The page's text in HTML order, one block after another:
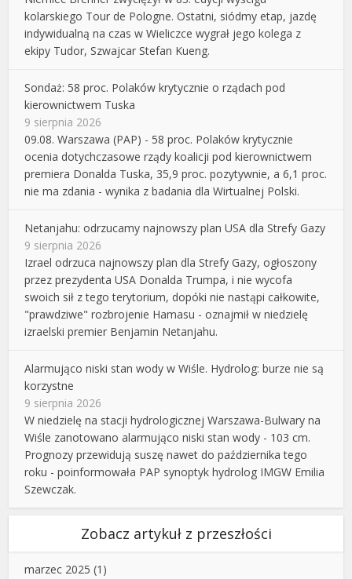
kolarskiego Tour de Pologne. Ostatni, siódmy etap, jazdę
indywidualną na czas w Wieliczce wygrał jego kolega z
ekipy Tudor, Szwajcar Stefan Kueng.
Sondaż: 58 proc. Polaków krytycznie o rządach pod
kierownictwem Tuska
9 sierpnia 2026
09.08. Warszawa (PAP) - 58 proc. Polaków krytycznie
ocenia dotychczasowe rządy koalicji pod kierownictwem
premiera Donalda Tuska, 35,9 proc. pozytywnie, a 6,1 proc.
nie ma zdania - wynika z badania dla Wirtualnej Polski.
Netanjahu: odrzucamy najnowszy plan USA dla Strefy Gazy
9 sierpnia 2026
Izrael odrzuca najnowszy plan dla Strefy Gazy, ogłoszony
przez prezydenta USA Donalda Trumpa, i nie wycofa
swoich sił z tego terytorium, dopóki nie nastąpi całkowite,
"prawdziwe" rozbrojenie Hamasu - oznajmił w niedzielę
izraelski premier Benjamin Netanjahu.
Alarmująco niski stan wody w Wiśle. Hydrolog: burze nie są
korzystne
9 sierpnia 2026
W niedzielę na stacji hydrologicznej Warszawa-Bulwary na
Wiśle zanotowano alarmująco niski stan wody - 103 cm.
Prognozy przewidują suszę nawet do października tego
roku - poinformowała PAP synoptyk hydrolog IMGW Emilia
Szewczak.
Zobacz artykuł z przeszłości
marzec 2025 (1)